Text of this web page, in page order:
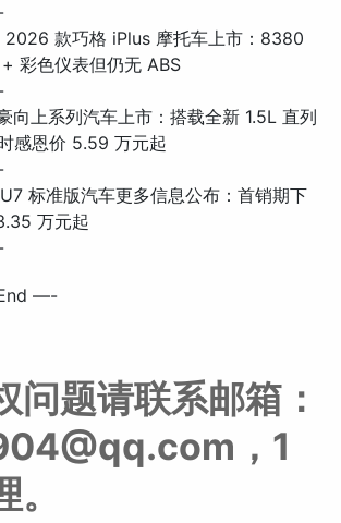
2026 款巧格 iPlus 摩托车上市：8380
彩色仪表但仍无 ABS
向上系列汽车上市：搭载全新 1.5L 直列
感恩价 5.59 万元起
标准版汽车更多信息公布：首销期下
万元起
—-
问题请联系邮箱：
，1